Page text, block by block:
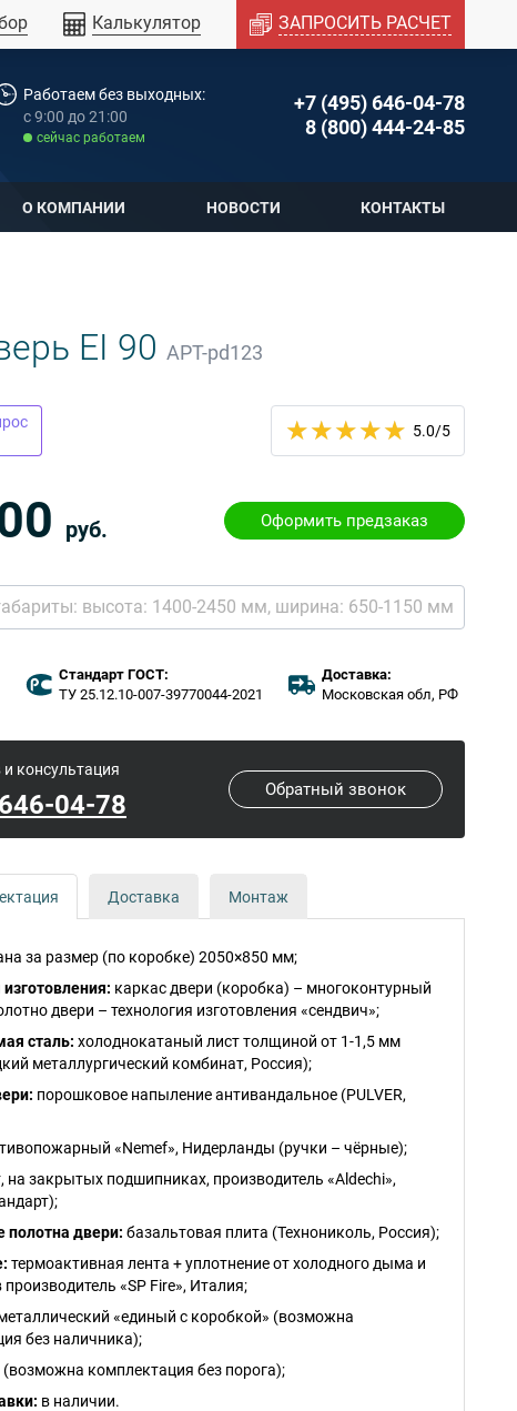
Калькулятор ЗАПРОСИТЬ РАСЧЕТ
Работаем без выходных:
c 9:00 до 21:00
cейчас работаем
+7 (495) 646-04-78
8 (800) 444-24-85
О КОМПАНИИ НОВОСТИ КОНТАКТЫ
EI 90 АРТ-pd123
5.0/5
руб. Оформить предзаказ
высота: 1400-2450 мм, ширина: 650-1150 мм
Стандарт ГОСТ:
ТУ 25.12.10-007-39770044-2021
Доставка:
Московская обл, РФ
консультация
04-78 Обратный звонок
Доставка Монтаж
за размер (по коробке) 2050×850 мм;
каркас двери (коробка) – многоконтурный
двери – технология изготовления «сендвич»;
сталь: холоднокатаный лист толщиной от 1-1,5 мм
металлургический комбинат, Россия);
порошковое напыление антивандальное (PULVER,
«Nemef», Нидерланды (ручки – чёрные);
на закрытых подшипниках, производитель «Aldechi»,
полотна двери: базальтовая плита (Технониколь, Россия);
термоактивная лента + уплотнение от холодного дыма и
«SP Fire», Италия;
«единый с коробкой» (возможна
без наличника);
(возможна комплектация без порога);
в наличии.